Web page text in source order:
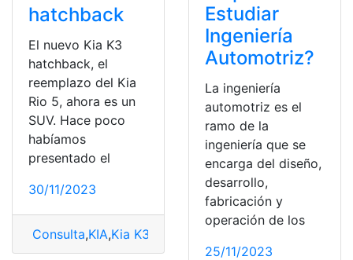
hatchback
El nuevo Kia K3
hatchback, el
reemplazo del Kia
Rio 5, ahora es un
SUV. Hace poco
habíamos
presentado el
30/11/2023
Consulta,KIA,Kia K3
Estudiar
Ingeniería
Automotriz?
La ingeniería
automotriz es el
ramo de la
ingeniería que se
encarga del diseño,
desarrollo,
fabricación y
operación de los
25/11/2023